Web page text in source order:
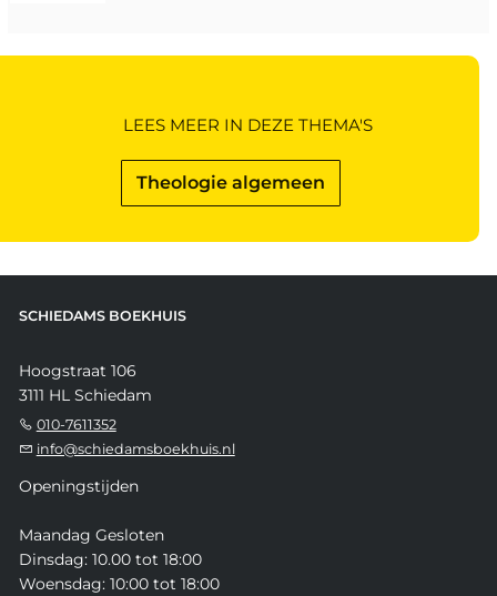
Theologie algemeen
LEES MEER IN DEZE THEMA'S
SCHIEDAMS BOEKHUIS
Hoogstraat 106
3111 HL Schiedam
010-7611352
info@schiedamsboekhuis.nl
Openingstijden
Maandag Gesloten
Dinsdag: 10.00 tot 18:00
Woensdag: 10:00 tot 18:00